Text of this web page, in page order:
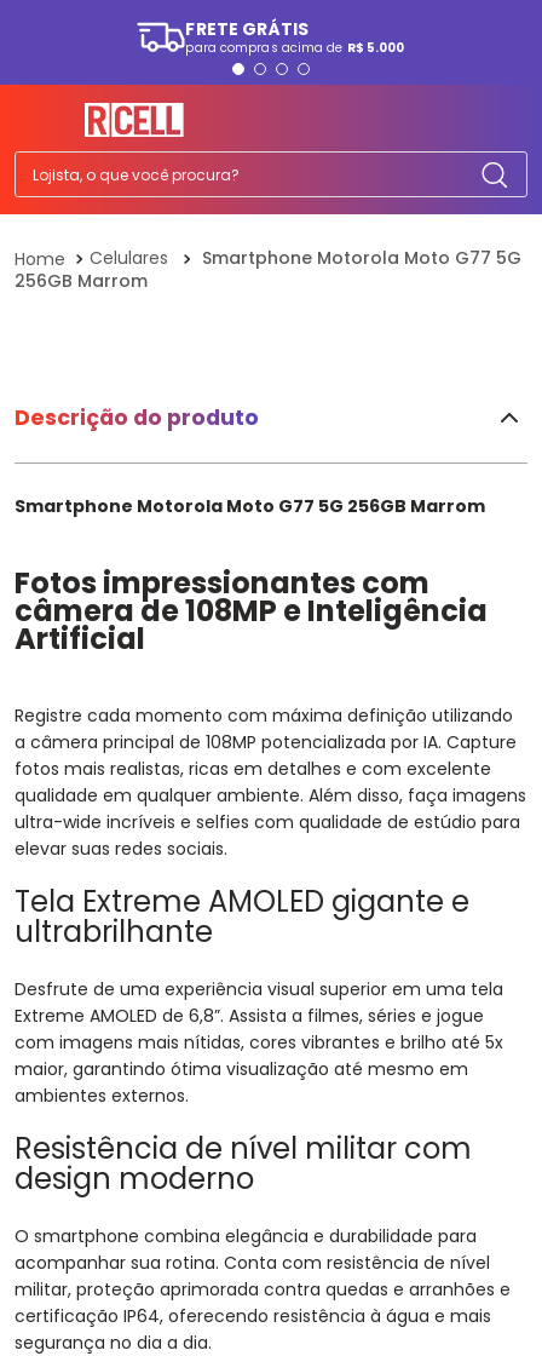
FRETE GRÁTIS
para compras acima de R$ 5.000
Lojista, o que você procura?
Celulares
Smartphone Motorola Moto G77 5G
256GB Marrom
Descrição do produto
Smartphone Motorola Moto G77 5G 256GB Marrom
Fotos impressionantes com
câmera de 108MP e Inteligência
Artificial
Registre cada momento com máxima definição utilizando
a câmera principal de 108MP potencializada por IA. Capture
fotos mais realistas, ricas em detalhes e com excelente
qualidade em qualquer ambiente. Além disso, faça imagens
ultra-wide incríveis e selfies com qualidade de estúdio para
elevar suas redes sociais.
Tela Extreme AMOLED gigante e
ultrabrilhante
Desfrute de uma experiência visual superior em uma tela
Extreme AMOLED de 6,8”. Assista a filmes, séries e jogue
com imagens mais nítidas, cores vibrantes e brilho até 5x
maior, garantindo ótima visualização até mesmo em
ambientes externos.
Resistência de nível militar com
design moderno
O smartphone combina elegância e durabilidade para
acompanhar sua rotina. Conta com resistência de nível
militar, proteção aprimorada contra quedas e arranhões e
certificação IP64, oferecendo resistência à água e mais
segurança no dia a dia.
TERMOS MAIS BUSCADOS
smartphone
2º
ps5
3º
tv
5º
fone
8
monitor